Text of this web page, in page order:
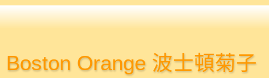
Boston Orange 波士頓菊子